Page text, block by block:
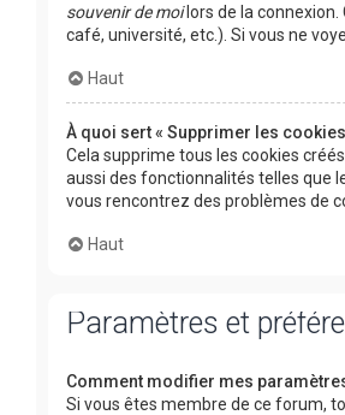
souvenir de moilors de la connexion.
café, université, etc.). Si vous ne
Haut
À quoi sert « Supprimer les cookies
Cela supprime tous les cookies
aussi des fonctionnalités telles que
vous rencontrez des problèmes de
Haut
Paramètres et
Comment modifier mes
Si vous êtes membre de ce forum,